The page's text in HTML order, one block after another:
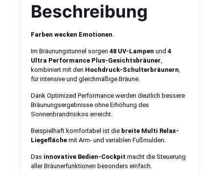
Beschreibung
Farben wecken Emotionen.
Im Bräunungstunnel sorgen 48 UV-Lampen und 4
Ultra Performance Plus-Gesichtsbräuner
kombiniert mit den Hochdruck-Schulterbräunern
für intensive und gleichmäßige Bräune.
Dank Optimized Performance werden deutlich bessere
Bräunungsergebnisse ohne Erhöhung des
Sonnenbrandrisikos erreicht.
Beispielhaft komfortabel ist die breite Multi Relax-
Liegefläche mit Arm- und variablen Fußmulden.
Das innovative Bedien-Cockpit macht die Steuerung
aller Bräunerfunktionen besonders einfach.